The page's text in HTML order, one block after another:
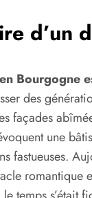
d’un
Bourgogne
des
façades
une
fastueuses.
romantique